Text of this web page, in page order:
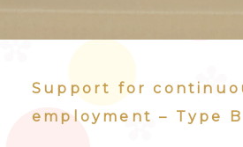
Support for
employment – Type